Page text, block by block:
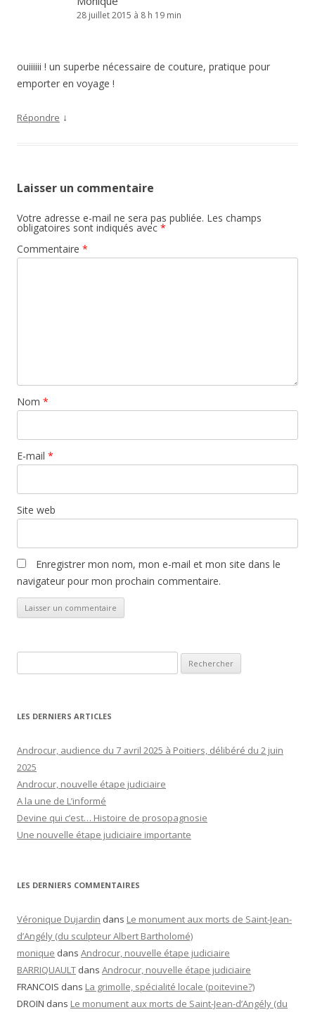
28 juillet 2015 à 8 h 19 min
ouiiiiii ! un superbe nécessaire de couture, pratique pour
emporter en voyage !
Répondre ↓
Laisser un commentaire
Votre adresse e-mail ne sera pas publiée. Les champs
obligatoires sont indiqués avec *
Commentaire *
Nom *
E-mail *
Site web
Enregistrer mon nom, mon e-mail et mon site dans le
navigateur pour mon prochain commentaire.
LES DERNIERS ARTICLES
Androcur, audience du 7 avril 2025 à Poitiers, délibéré du 2 juin
2025
Androcur, nouvelle étape judiciaire
A la une de L’informé
Devine qui c’est… Histoire de prosopagnosie
Une nouvelle étape judiciaire importante
LES DERNIERS COMMENTAIRES
Véronique Dujardin dans Le monument aux morts de Saint-Jean-
d’Angély (du sculpteur Albert Bartholomé)
monique dans Androcur, nouvelle étape judiciaire
BARRIQUAULT dans Androcur, nouvelle étape judiciaire
FRANCOIS dans La grimolle, spécialité locale (poitevine?)
DROIN dans Le monument aux morts de Saint-Jean-d’Angély (du